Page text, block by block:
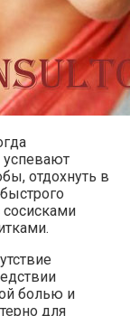
успевают
отдохнуть в
болью и
для